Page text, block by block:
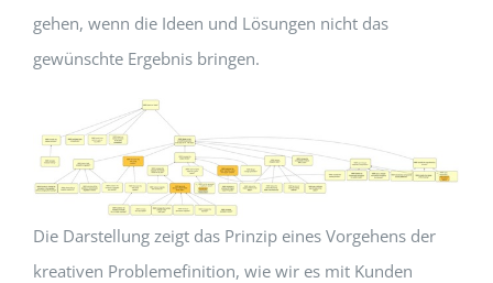
gehen, wenn die Ideen und Lösungen nicht das
gewünschte Ergebnis bringen.
Die Darstellung zeigt das Prinzip eines Vorgehens der
kreativen Problemefinition, wie wir es mit Kunden